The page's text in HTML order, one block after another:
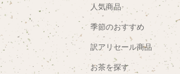
人気商品
季節のおすすめ
訳アリセール商品
お茶を探す